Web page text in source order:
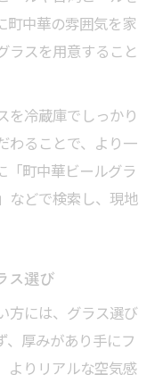
町中華の雰囲気を家
ラスを用意すること
を冷蔵庫でしっかり
わることで、より一
「町中華ビールグラ
などで検索し、現地
ス選び
方には、グラス選び
、厚みがあり手にフ
よりリアルな空気感